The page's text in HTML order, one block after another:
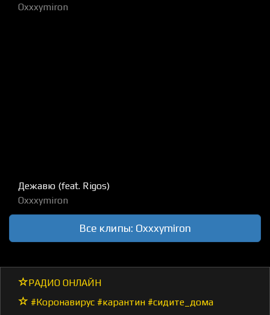
Oxxxymiron
Дежавю (feat. Rigos)
Oxxxymiron
Все клипы: Oxxxymiron
РАДИО ОНЛАЙН
#Коронавирус #карантин #сидите_дома